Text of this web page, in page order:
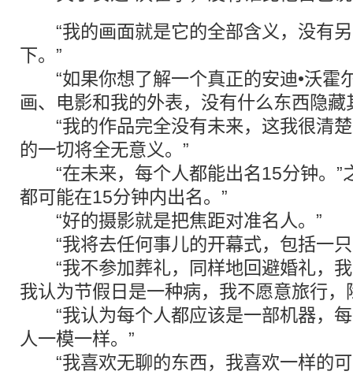
“我的画面就是它的全部含义，没有另
下。”
“如果你想了解一个真正的安迪•沃霍
画、电影和我的外表，没有什么东西隐藏
“我的作品完全没有未来，这我很清楚
的一切将全无意义。”
“在未来，每个人都能出名15分钟。”
都可能在15分钟内出名。”
“好的摄影就是把焦距对准名人。”
“我将去任何事儿的开幕式，包括一只
“我不参加葬礼，同样地回避婚礼，我
我认为节假日是一种病，我不愿意旅行，
“我认为每个人都应该是一部机器，每
人一模一样。”
“我喜欢无聊的东西，我喜欢一样的可